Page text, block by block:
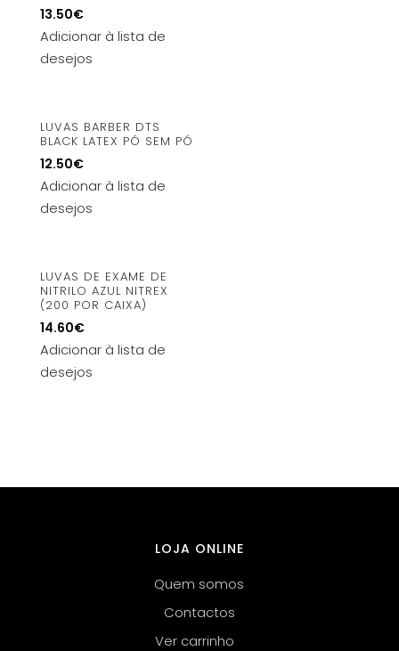
13.50€
Adicionar à lista de
desejos
LUVAS BARBER DTS
BLACK LATEX PÓ SEM PÓ
12.50€
Adicionar à lista de
desejos
LUVAS DE EXAME DE
NITRILO AZUL NITREX
(200 POR CAIXA)
14.60€
Adicionar à lista de
desejos
LOJA ONLINE
Quem somos
Contactos
Ver carrinho